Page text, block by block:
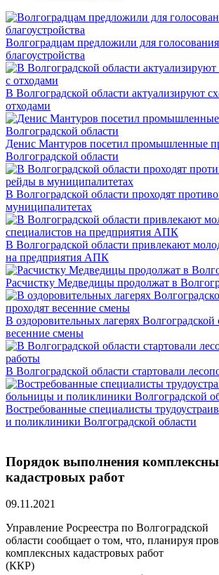
Волгоградцам предложили для
благоустройства
В Волгоградской области актуализируют
отходами
Денис Мантуров посетил промышленные
Волгоградской области
В Волгоградской области проходят
муниципалитетах
В Волгоградской области привлекают
на предприятия АПК
Расчистку Медведицы продолжат в
В оздоровительных лагерях Волгоградской
весенние смены
В Волгоградской области стартовали
Востребованные специалисты
и поликлиники Волгоградской области
Порядок выполнения
кадастровых работ
09.11.2021
Управление Росреестра по Волгоградской
области сообщает о том, что, планируя
комплексных кадастровых работ
(ККР)